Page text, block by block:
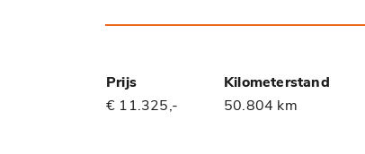
Prijs Kilometerstand
€ 11.325,-
50.804 km